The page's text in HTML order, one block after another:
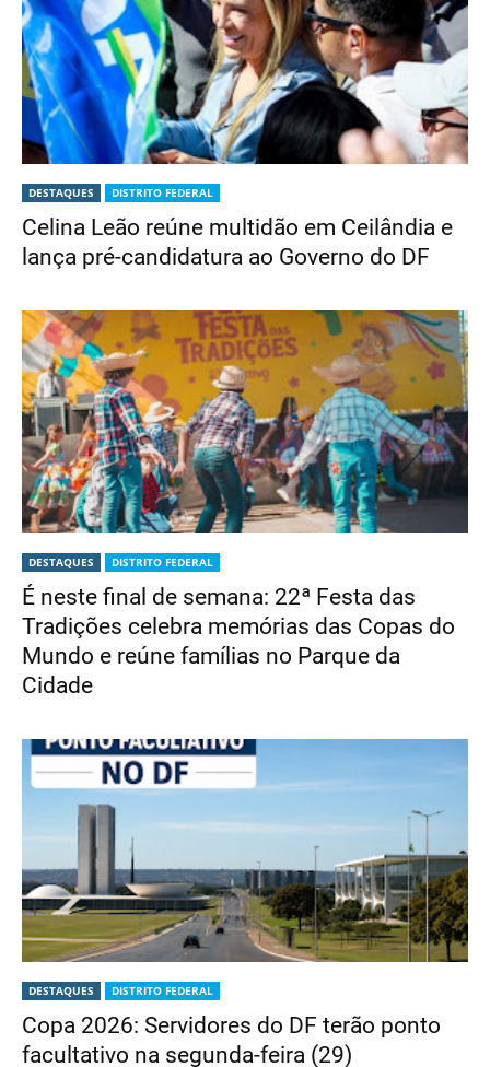
DESTAQUES DISTRITO FEDERAL
Celina Leão reúne multidão em Ceilândia e
lança pré-candidatura ao Governo do DF
DESTAQUES DISTRITO FEDERAL
É neste final de semana: 22ª Festa das
Tradições celebra memórias das Copas do
Mundo e reúne famílias no Parque da
Cidade
DESTAQUES DISTRITO FEDERAL
Copa 2026: Servidores do DF terão ponto
facultativo na segunda-feira (29)